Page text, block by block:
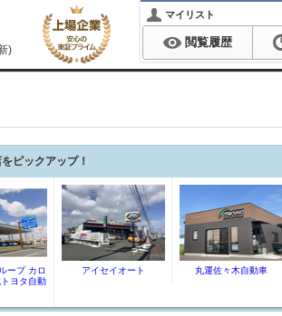
)
マイリスト
閲覧履歴
ピックアップ！
ープ カロ
ヨタ自動
アイセイオート 丸運佐々木自動車